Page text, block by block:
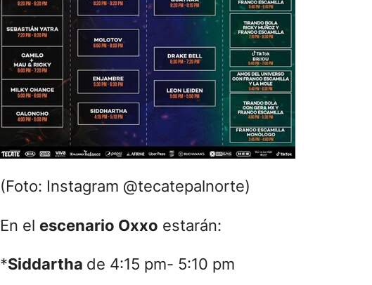
(Foto: Instagram @tecatepalnorte)
En el escenario Oxxo estarán:
*Siddartha de 4:15 pm- 5:10 pm